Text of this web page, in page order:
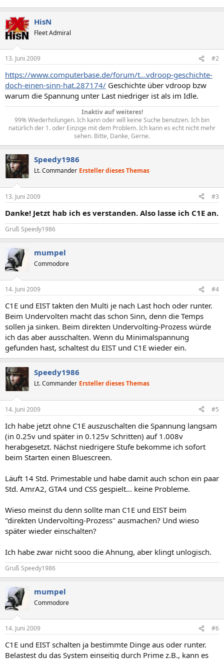
HisN
Fleet Admiral
13. Juni 2009 #2
https://www.computerbase.de/forum/t...vdroop-geschichte-
doch-einen-sinn-hat.287174/ Geschichte über vdroop bzw
warum die Spannung unter Last niedriger ist als im Idle.
Inaktiv auf weiteres!
99% Wiederholungen. Ich kann oder will keine Suche benutzen. Ich bin
natürlich der 1. oder Einzige mit dem Problem. Ich kann es echt nicht mehr
sehen. Bitte, Danke, Gerne.​
Speedy1986
Lt. Commander Ersteller dieses Themas
13. Juni 2009 #3
Danke! Jetzt hab ich es verstanden. Also lasse ich C1E an.
Gruß Speedy1986
mumpel
Commodore
14. Juni 2009 #4
C1E und EIST takten den Multi je nach Last hoch oder runter.
Beim Undervolten macht das schon Sinn, denn die Temps
sollen ja sinken. Beim direkten Undervolting-Prozess würde
ich das aber ausschalten. Wenn du Minimalspannung
gefunden hast, schaltest du EIST und C1E wieder ein.
Speedy1986
Lt. Commander Ersteller dieses Themas
14. Juni 2009 #5
Ich habe jetzt ohne C1E auszuschalten die Spannung langsam
(in 0.25v und später in 0.125v Schritten) auf 1.008v
herabgesetzt. Nächst niedrigere Stufe bekomme ich sofort
beim Starten einen Bluescreen.
Läuft 14 Std. Primestable und habe damit auch schon ein paar
Std. AmrA2, GTA4 und CSS gespielt... keine Probleme.
Wieso meinst du denn sollte man C1E und EIST beim
"direkten Undervolting-Prozess" ausmachen? Und wieso
später wieder einschalten?
Ich habe zwar nicht sooo die Ahnung, aber klingt unlogisch.
Gruß Speedy1986
mumpel
Commodore
14. Juni 2009 #6
C1E und EIST schalten ja bestimmte Dinge aus oder runter.
Belastest du das System einseitig durch Prime z.B., kann es